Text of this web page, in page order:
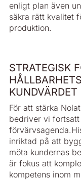
enligt plan även
säkra rätt kvalitet
produktion.
STRATEGISK
KUNDVÄRDET
För att stärka
bedriver vi
inriktad på att
möta kundernas
är fokus att
kompetens inom